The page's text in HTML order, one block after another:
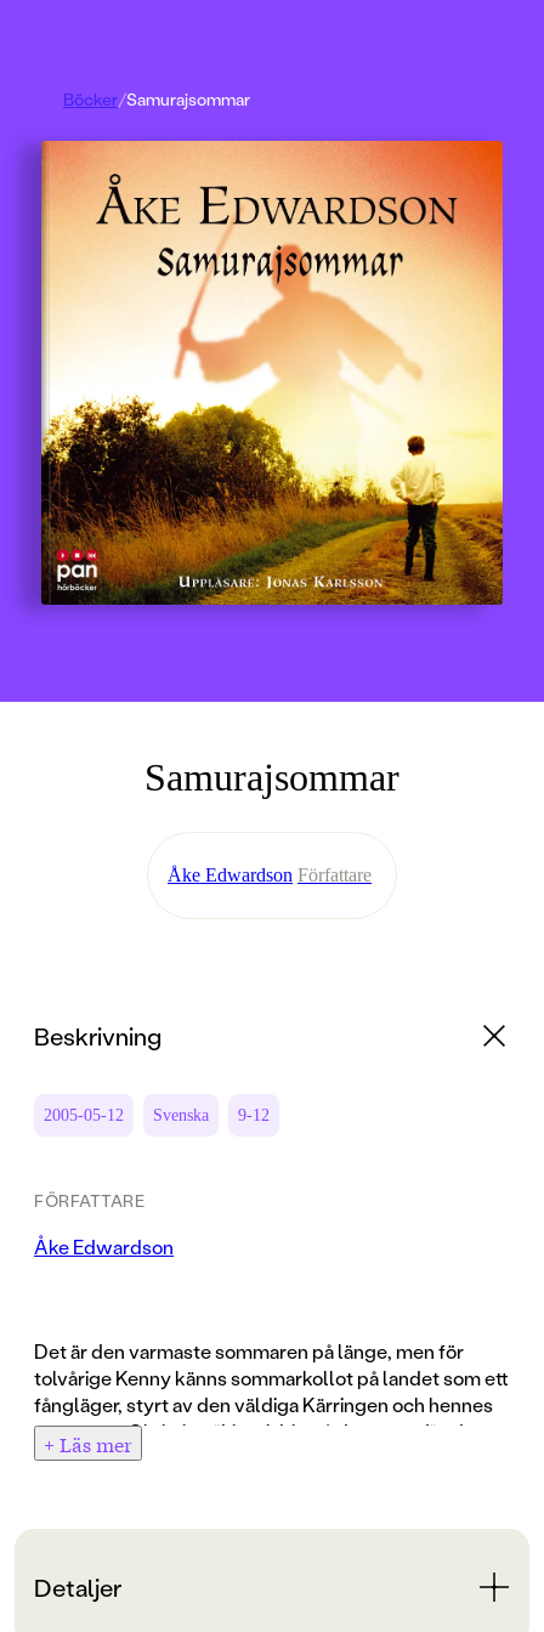
Samurajsommar
Åke Edwardson Författare
Böcker/Samurajsommar
Beskrivning
2005-05-12 Svenska 9-12
FÖRFATTARE
Åke Edwardson
Det är den varmaste sommaren på länge, men för
tolvårige Kenny känns sommarkollot på landet som ett
fångläger, styrt av den väldiga Kärringen och hennes
vuxne son Christian. "Lita aldrig på dom stora!" - det är
den viktigaste regeln för Kenny och hans trupp av
Kerstin. Något har hänt. Något fruktansvärt. Och allt
+ Läs mer
Detaljer